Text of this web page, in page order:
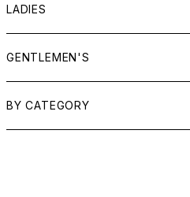
LADIES
TOPS
SHIRTS
OUTERWEAR
GENTLEMEN'S
TOPS
BY CATEGORY